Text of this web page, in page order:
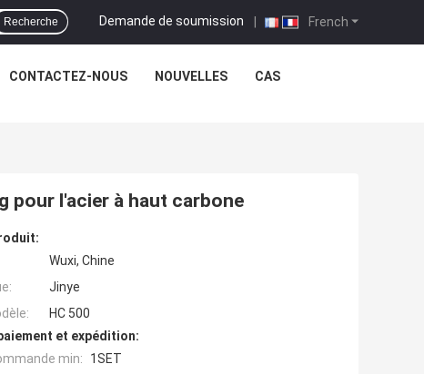
French
Demande de soumission |
Recherche
CONTACTEZ-NOUS NOUVELLES CAS
pour l'acier à haut carbone
Wuxi, Chine
Jinye
HC 500
et expédition:
min:
1SET